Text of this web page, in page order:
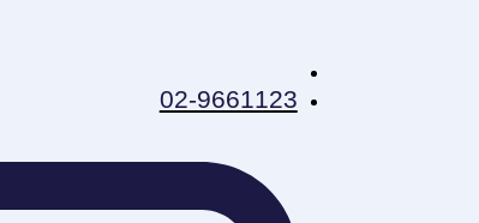
02-9661123